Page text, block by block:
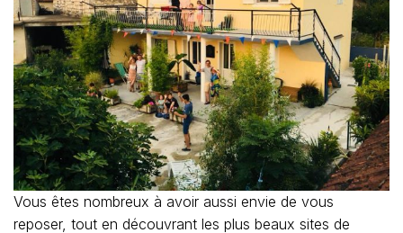
Vous êtes nombreux à avoir aussi envie de vous
reposer, tout en découvrant les plus beaux sites de